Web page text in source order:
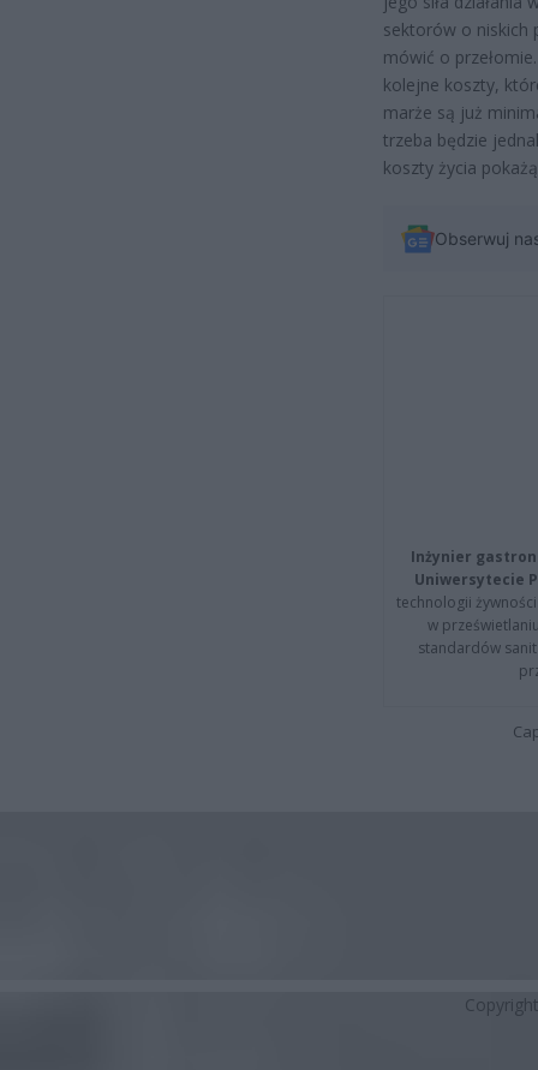
sektorów o niskich
mówić o
kolejne koszty,
marże są już
trzeba będzie
koszty życia
Obserwuj
Inżynier
Uniwersytecie
technologii
w
standardów